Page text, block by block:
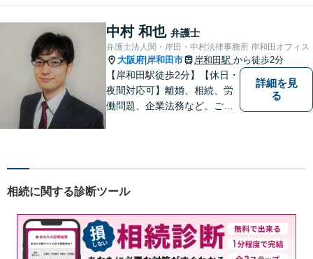
分無料です。
中村 和也 弁護士
弁護士法人関・岸田・中村法律事務所 岸和田オフィス
大阪府 岸和田市 岸和田駅 から徒歩2分
【岸和田駅徒歩2分】【休日・
夜間対応可】離婚、相続、労
働問題、企業法務など。ご依
はお一人で抱えず、ぜひ弁護
室】
詳細を見
る
相続に関する診断ツール